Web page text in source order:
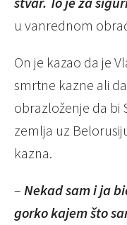
u vanrednom
On je kazao da je
smrtne kazne ali
obrazloženje da bi
zemlja uz
kazna.
– Nekad sam i ja
gorko kajem što